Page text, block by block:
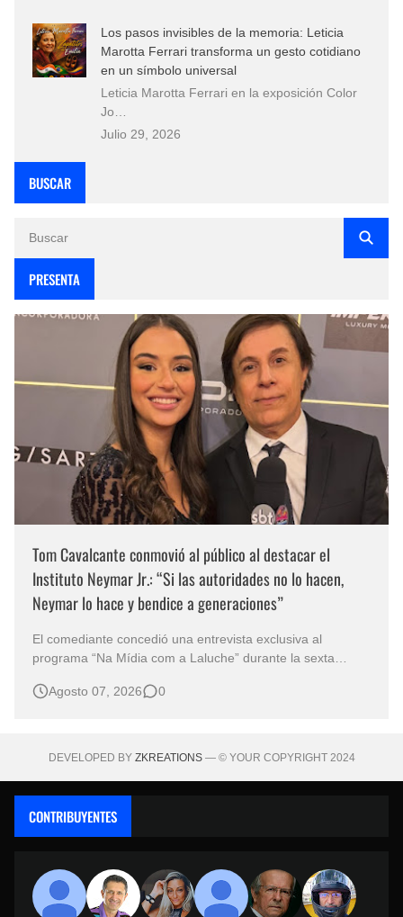
Los pasos invisibles de la memoria: Leticia
Marotta Ferrari transforma un gesto cotidiano
en un símbolo universal
Leticia Marotta Ferrari en la exposición Color
Jo…
Julio 29, 2026
BUSCAR
PRESENTA
Tom Cavalcante conmovió al público al destacar el
Instituto Neymar Jr.: “Si las autoridades no lo hacen,
Neymar lo hace y bendice a generaciones”
El comediante concedió una entrevista exclusiva al
programa “Na Mídia com a Laluche” durante la sexta
eventos benéficos más importantes de Brasil. En medio del
Agosto 07, 2026 0
DEVELOPED BY ZKREATIONS— © YOUR COPYRIGHT 2024
CONTRIBUYENTES